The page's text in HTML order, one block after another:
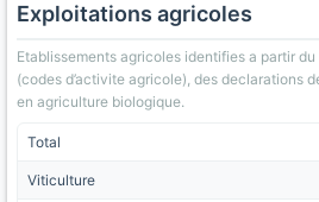
Exploitations agricoles
Etablissements agricoles identifies a partir
(codes d’activite agricole), des declarations
en agriculture biologique.
Total
Viticulture